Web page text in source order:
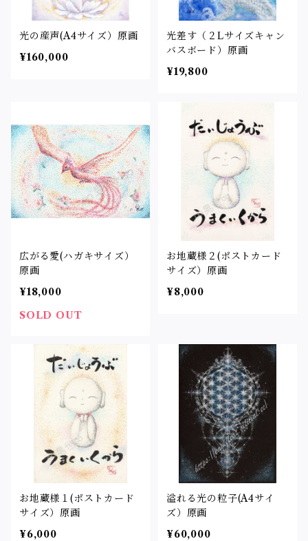
光の産声(A4サイズ）原画
¥160,000
光差す（２Lサイズキャン
バスボード）原画
¥19,800
広がる愛(ハガキサイズ）
原画
¥18,000
SOLD OUT
お地蔵様２(ポストカード
サイズ）原画
¥8,000
お地蔵様１(ポストカード
サイズ）原画
¥6,000
溢れる光の粒子(A4サイ
ズ）原画
¥60,000